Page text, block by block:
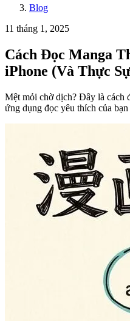
Blog
11 tháng 1, 2025
Cách Đọc Manga
iPhone (Và Thực
Mệt mỏi chờ dịch? Đây là cách
ứng dụng đọc yêu thích của